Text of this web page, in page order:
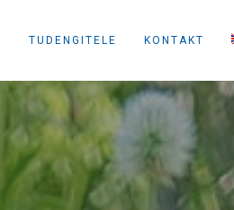
TUDENGITELE KONTAKT